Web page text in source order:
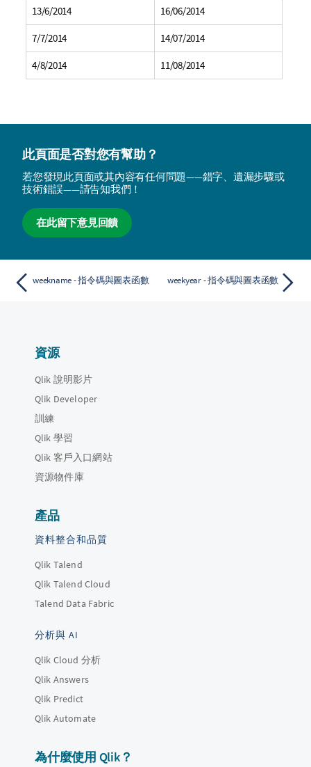
13/6/2014 16/06/2014
7/7/2014 14/07/2014
4/8/2014 11/08/2014
此頁面是否對您有幫助？
若您發現此頁面或其內容有任何問題——錯字、遺漏步驟或
技術錯誤——請告知我們！
在此留下意見回饋
weekname - 指令碼與圖表函數 weekyear - 指令碼與圖表函數
資源
Qlik 說明影片
Qlik Developer
訓練
Qlik 學習
Qlik 客戶入口網站
資源物件庫
產品
資料整合和品質
Qlik Talend
Qlik Talend Cloud
Talend Data Fabric
分析與 AI
Qlik Cloud 分析
Qlik Answers
Qlik Predict
Qlik Automate
為什麼使用 Qlik？